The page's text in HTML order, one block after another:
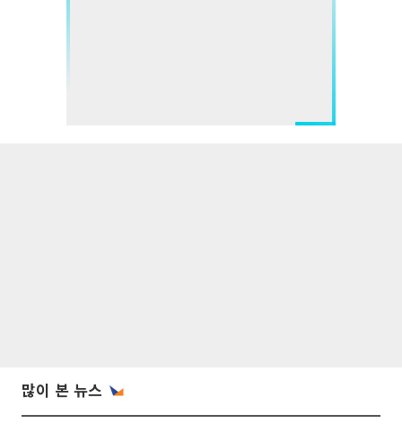
많이 본 뉴스